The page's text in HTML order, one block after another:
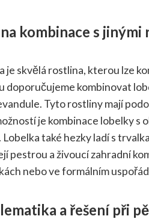
kombinace s jinými
je skvělá rostlina, kterou lze
doporučujeme kombinovat
Tyto rostliny mají
je kombinace lobelky
Lobelka také hezky ladí s
pestrou a živoucí zahradní
nebo ve formálním
a řešení při